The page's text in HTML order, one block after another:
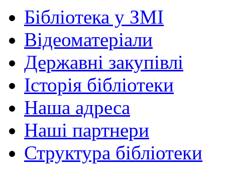
Бібліотека у ЗМІ
Відеоматеріали
Державні закупівлі
Історія бібліотеки
Наша адреса
Наші партнери
Структура бібліотеки